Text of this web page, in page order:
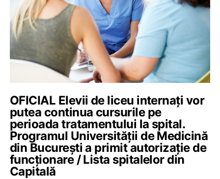
OFICIAL Elevii de liceu internați vor
putea continua cursurile pe
perioada tratamentului la spital.
Programul Universității de Medicină
din București a primit autorizație de
funcționare / Lista spitalelor din
Capitală